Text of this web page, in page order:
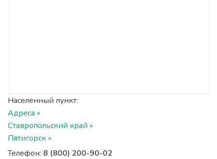
Населенный пункт:
Адреса »
Ставропольский край »
Пятигорск »
Телефон: 8 (800) 200-90-02